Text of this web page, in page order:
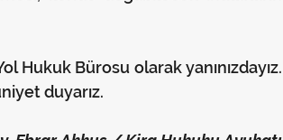
Hukuk Bürosu olarak yanınızdayız.
duyarız.